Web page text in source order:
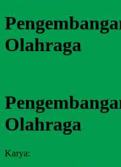
Olahraga
Olahraga
Karya: